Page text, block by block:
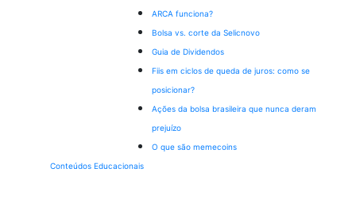
ARCA funciona?
Bolsa vs. corte da Selicnovo
Guia de Dividendos
Fiis em ciclos de queda de juros: como se
posicionar?
Ações da bolsa brasileira que nunca deram
prejuízo
O que são memecoins
Conteúdos Educacionais